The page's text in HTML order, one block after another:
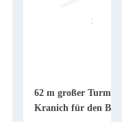
62 m großer
Kranich für den Bau